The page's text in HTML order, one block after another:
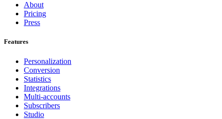
About
Pricing
Press
Features
Personalization
Conversion
Statistics
Integrations
Multi-accounts
Subscribers
Studio